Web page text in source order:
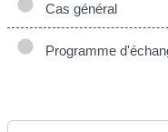
Cas général
Programme